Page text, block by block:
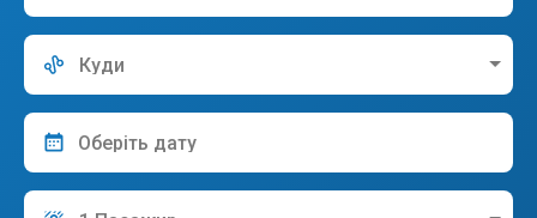
Куди